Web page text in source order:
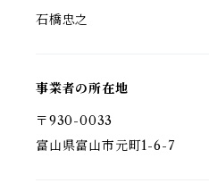
石橋忠之
事業者の所在地
〒930-0033
富山県富山市元町1-6-7